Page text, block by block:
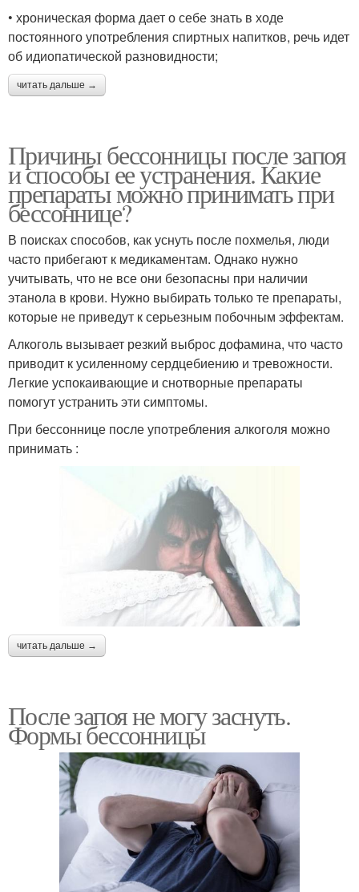
• хроническая форма дает о себе знать в ходе
постоянного употребления спиртных напитков, речь идет
об идиопатической разновидности;
читать дальше →
Причины бессонницы после запоя
и способы ее устранения. Какие
препараты можно принимать при
бессоннице?
В поисках способов, как уснуть после похмелья, люди
часто прибегают к медикаментам. Однако нужно
учитывать, что не все они безопасны при наличии
этанола в крови. Нужно выбирать только те препараты,
которые не приведут к серьезным побочным эффектам.
Алкоголь вызывает резкий выброс дофамина, что часто
приводит к усиленному сердцебиению и тревожности.
Легкие успокаивающие и снотворные препараты
помогут устранить эти симптомы.
При бессоннице после употребления алкоголя можно
принимать :
читать дальше →
После запоя не могу заснуть.
Формы бессонницы